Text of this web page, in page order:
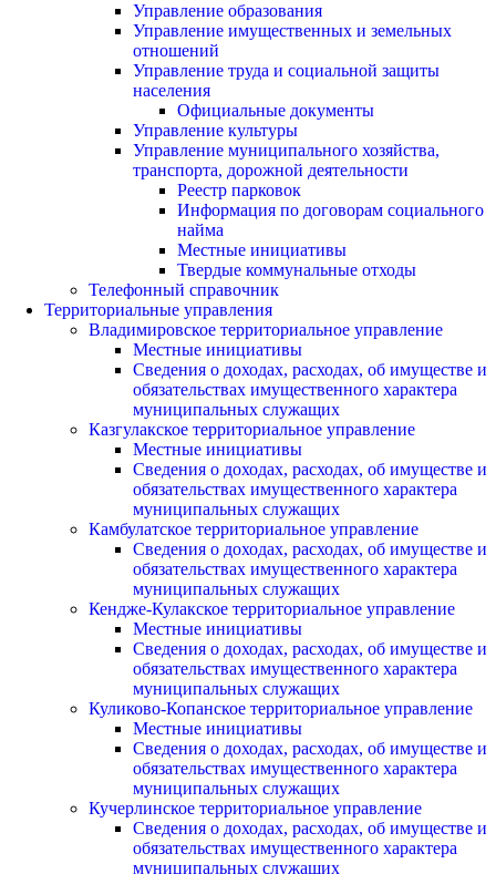
Управление образования
Управление имущественных и земельных
отношений
Управление труда и социальной защиты
населения
Официальные документы
Управление культуры
Управление муниципального хозяйства,
транспорта, дорожной деятельности
Реестр парковок
Информация по договорам социального
найма
Местные инициативы
Твердые коммунальные отходы
Телефонный справочник
Территориальные управления
Владимировское территориальное управление
Местные инициативы
Сведения о доходах, расходах, об имуществе и
обязательствах имущественного характера
муниципальных служащих
Казгулакское территориальное управление
Местные инициативы
Сведения о доходах, расходах, об имуществе и
обязательствах имущественного характера
муниципальных служащих
Камбулатское территориальное управление
Сведения о доходах, расходах, об имуществе и
обязательствах имущественного характера
муниципальных служащих
Кендже-Кулакское территориальное управление
Местные инициативы
Сведения о доходах, расходах, об имуществе и
обязательствах имущественного характера
муниципальных служащих
Куликово-Копанское территориальное управление
Местные инициативы
Сведения о доходах, расходах, об имуществе и
обязательствах имущественного характера
муниципальных служащих
Кучерлинское территориальное управление
Сведения о доходах, расходах, об имуществе и
обязательствах имущественного характера
муниципальных служащих